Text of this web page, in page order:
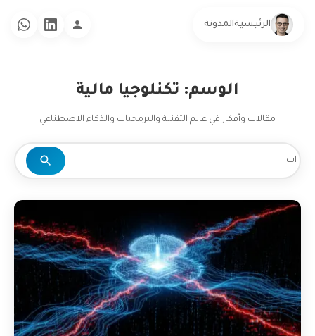
الرئيسيةالمدونة
الوسم: تكنلوجيا مالية
مقالات وأفكار في عالم التقنية والبرمجيات والذكاء الاصطناعي